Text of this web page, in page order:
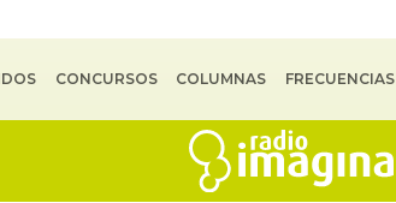
CONCURSOS COLUMNAS FRECUENCIAS